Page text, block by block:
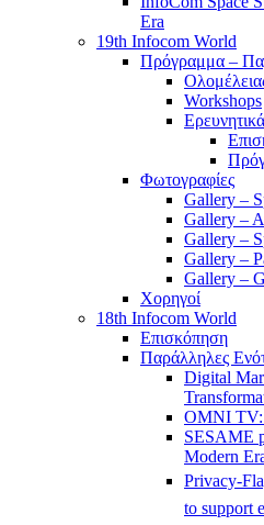
Era
19th Infocom World
Πρόγραμμα –
Workshops
Φωτογραφίες
Gallery –
Gallery –
Gallery –
Gallery –
Gallery –
Χορηγοί
18th Infocom World
Επισκόπηση
Παράλληλες
Digital
OMNI TV:
SESAME
Modern
Privacy-
to support